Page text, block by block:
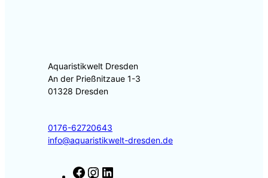
Aquaristikwelt Dresden
An der Prießnitzaue 1-3
01328 Dresden
0176-62720643
info@aquaristikwelt-dresden.de
F